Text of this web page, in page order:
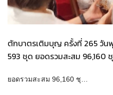
ตักบาตรเติมบุญ ครั้งที่ 265 วัน
593 ชุด ยอดรวมสะสม 96,160
ยอดรวมสะสม 96,160 ชุ…